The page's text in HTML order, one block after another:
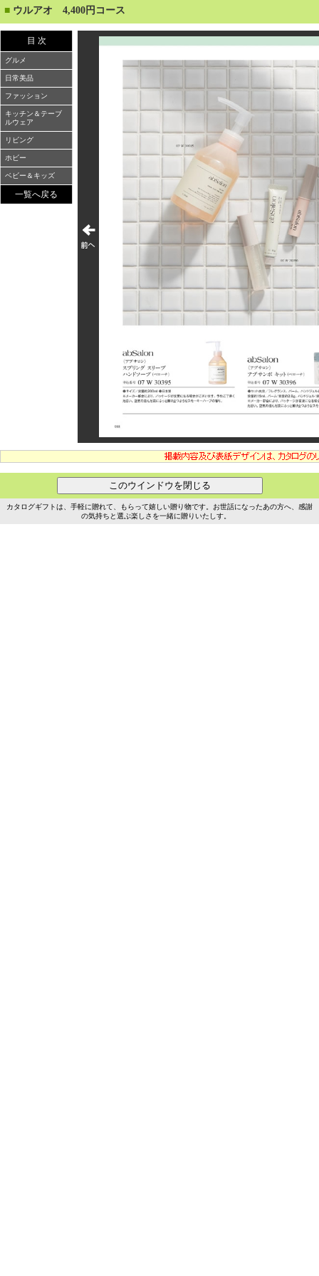
■ ウルアオ 4,400円コース
目 次
グルメ
日常美品
ファッション
キッチン＆テーブ
ルウェア
リビング
ホビー
ベビー＆キッズ
一覧へ戻る
カタログギフトは、手軽に贈れて、もらって嬉しい贈り物です。お世話になったあの方へ、感謝
の気持ちと選ぶ楽しさを一緒に贈りいたしす。